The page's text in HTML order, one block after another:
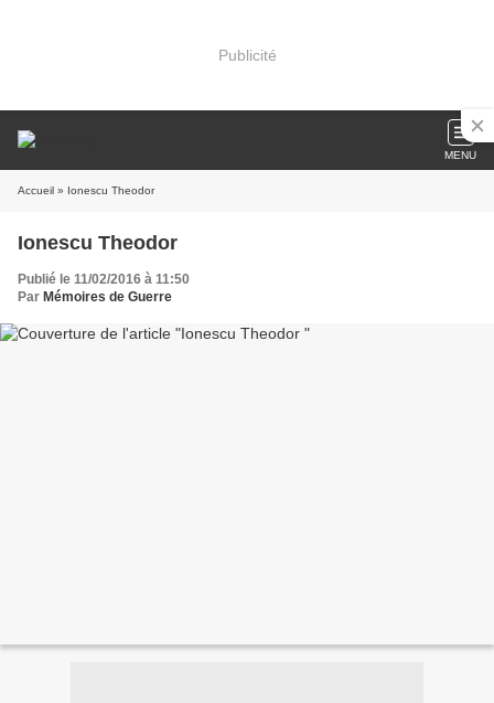
Publicité
MENU
Accueil » Ionescu Theodor
Ionescu Theodor
Publié le 11/02/2016 à 11:50
Par Mémoires de Guerre